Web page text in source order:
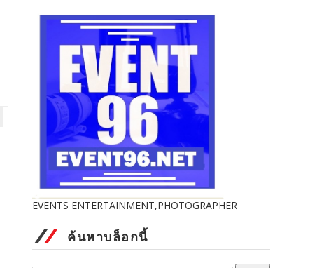
EVENTS ENTERTAINMENT,PHOTOGRAPHER
ค้นหาบล็อกนี้